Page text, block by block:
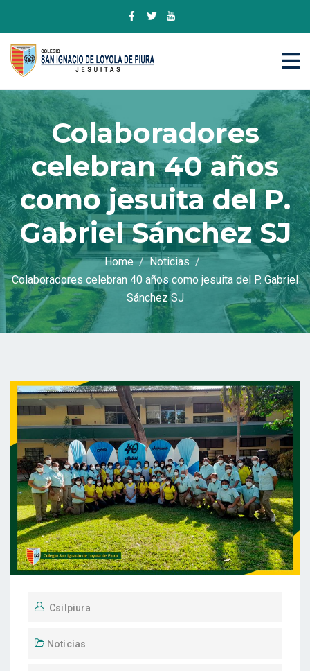
Colaboradores
celebran 40 años
como jesuita del P.
Gabriel Sánchez SJ
Home
Noticias
Colaboradores celebran 40 años como jesuita del P. Gabriel
Sánchez SJ
Csilpiura
Noticias